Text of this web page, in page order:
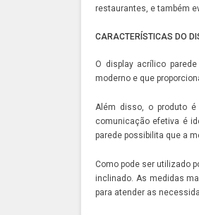
restaurantes, e também
CARACTERÍSTICAS DO
O display acrílico parede
moderno e que
Além disso, o produto
comunicação efetiva é
parede possibilita que a
Como pode ser utilizado
inclinado. As medidas
para atender as